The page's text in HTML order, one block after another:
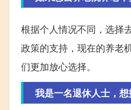
根据个人情况不同，选择
政策的支持，现在的养老
们更加放心选择。
我是一名退休人士，